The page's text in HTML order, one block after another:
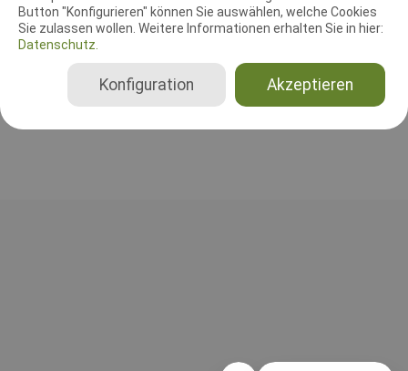
Button "Konfigurieren" können Sie auswählen, welche Cookies
Sie zulassen wollen. Weitere Informationen erhalten Sie in hier:
Datenschutz.
Akzeptieren
Konfiguration
Leistungsrichter
Vereinigte Staaten von Amerika
B, C